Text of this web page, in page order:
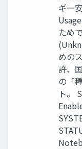
ギー
ため
めの
許、
の「
ト。